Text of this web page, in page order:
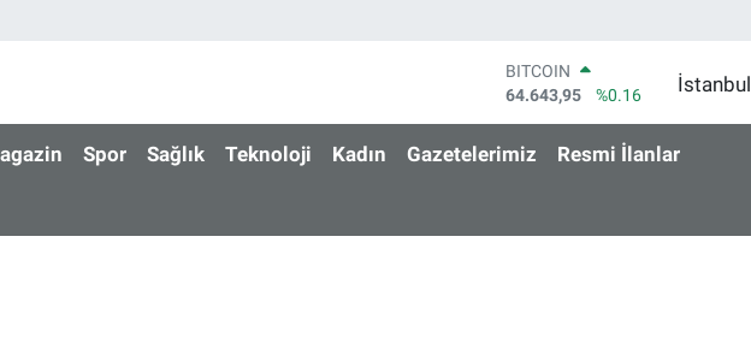
BITCOIN
64.643,95
%0.16
47,6704
EURO
64,2143
%0
İstanbul
Spor Sağlık Teknoloji Kadın Gazetelerimiz Resmi İlanlar